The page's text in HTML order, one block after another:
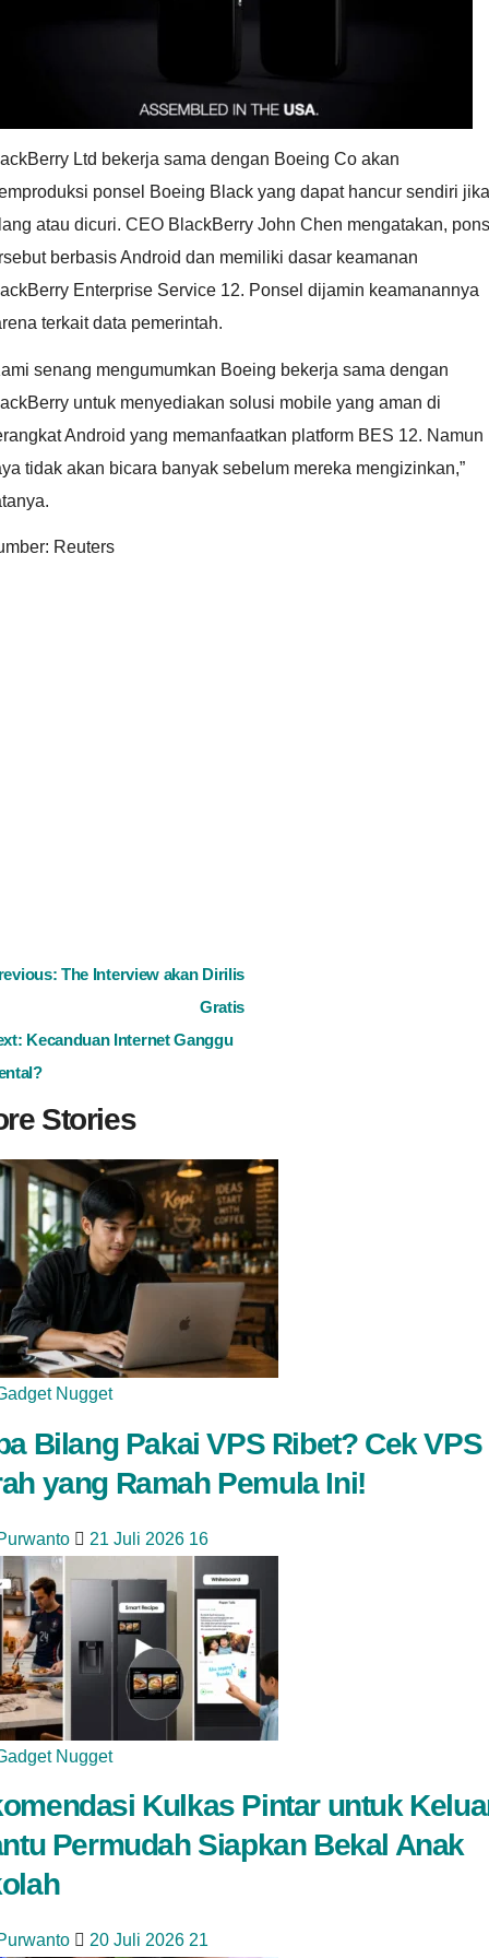
Ltd bekerja sama dengan Boeing Co akan
ponsel Boeing Black yang dapat hancur sendiri jika
atau dicuri. CEO BlackBerry John Chen mengatakan,
berbasis Android dan memiliki dasar keamanan
Enterprise Service 12. Ponsel dijamin keamanannya
terkait data pemerintah.
senang mengumumkan Boeing bekerja sama dengan
untuk menyediakan solusi mobile yang aman di
Android yang memanfaatkan platform BES 12. Namun
tidak akan bicara banyak sebelum mereka mengizinkan,”
Reuters
The Interview akan Dirilis
Gratis
Kecanduan Internet Ganggu
Stories
Nugget
Bilang Pakai VPS Ribet? Cek VPS
yang Ramah Pemula Ini!
21 Juli 2026 16
Nugget
Kulkas Pintar untuk
Permudah Siapkan Bekal Anak
20 Juli 2026 21